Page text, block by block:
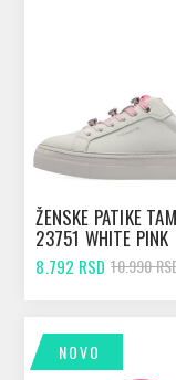
ŽENSKE PATIKE
23751 WHITE PINK
8.792 RSD 10.990
NOVO